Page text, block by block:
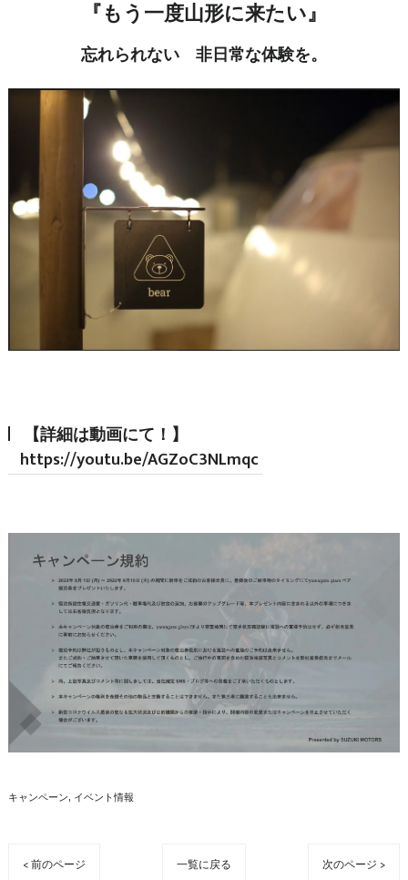
『もう一度山形に来たい』
忘れられない 非日常な体験を。
【詳細は動画にて！】
https://youtu.be/AGZoC3NLmqc
キャンペーン イベント情報
< 前のページ 一覧に戻る 次のページ >